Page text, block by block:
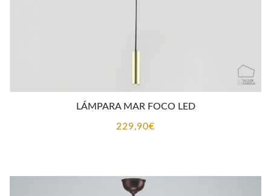
LÁMPARA MAR FOCO LED
229,90€